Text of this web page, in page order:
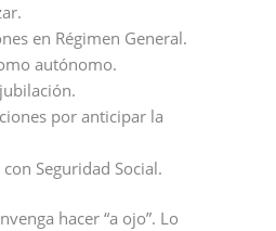
en Régimen General.
autónomo.
por anticipar la
Seguridad Social.
hacer “a ojo”. Lo